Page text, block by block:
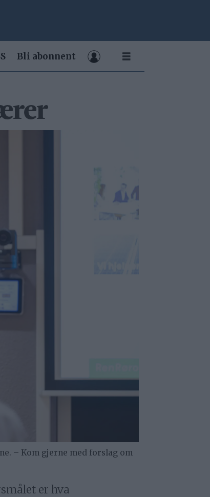
Bli abonnent
– Kom gjerne med forslag om
er hva